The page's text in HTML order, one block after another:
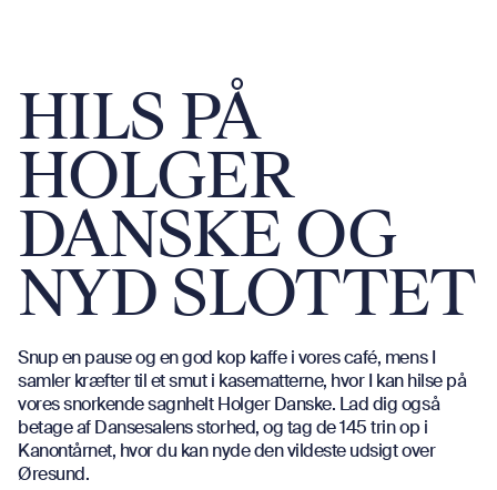
HILS PÅ
HOLGER
DANSKE OG
NYD SLOTTET
Snup en pause og en god kop kaffe i vores café, mens I
samler kræfter til et smut i kasematterne, hvor I kan hilse på
vores snorkende sagnhelt Holger Danske. Lad dig også
betage af Dansesalens storhed, og tag de 145 trin op i
Kanontårnet, hvor du kan nyde den vildeste udsigt over
Øresund.